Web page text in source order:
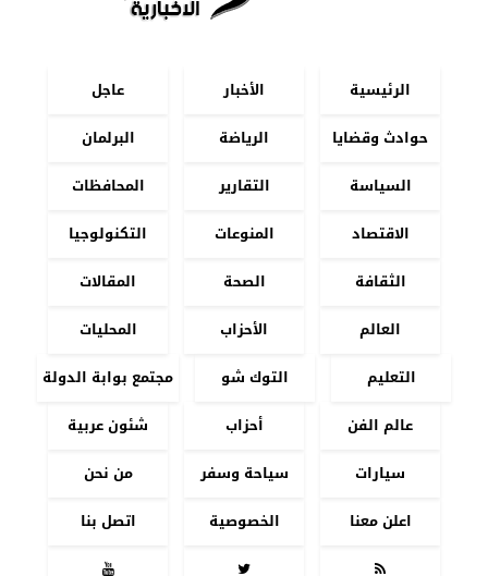
الرئيسية الأخبار
عاجل
حوادث وقضايا
الرياضة
البرلمان
السياسة
التقارير
المحافظات
الاقتصاد
المنوعات
التكنولوجيا
الثقافة
الصحة
المقالات
العالم
الأحزاب
المحليات
التعليم
التوك شو
مجتمع بوابة الدولة
عالم الفن
أحزاب
شئون عربية
سيارات
سياحة وسفر
من نحن
اعلن معنا
الخصوصية
اتصل بنا


